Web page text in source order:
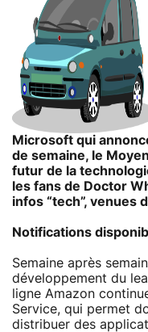
Microsoft qui
de semaine, le
futur de la
les fans de Doctor
infos “tech”, venues
Notifications
Semaine après
développement du
ligne Amazon
Service, qui permet
distribuer des